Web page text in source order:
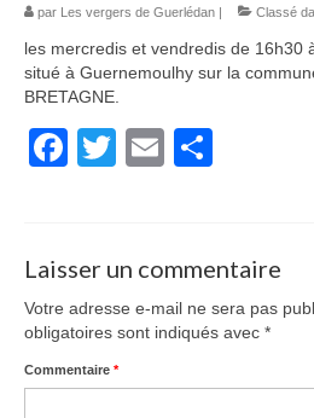
par Les vergers de Guerlédan | Classé
les mercredis et vendredis de 16h30
situé à Guernemoulhy sur la
BRETAGNE.
Facebook
TwitterEmail
Laisser un commentaire
Votre adresse e-mail ne sera pas
obligatoires sont indiqués avec *
Commentaire *